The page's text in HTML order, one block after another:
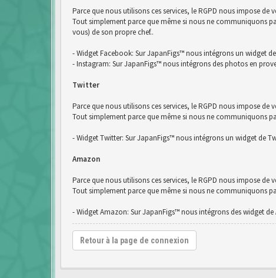
Parce que nous utilisons ces services, le RGPD nous impose
Tout simplement parce que même si nous ne communiquons
vous) de son propre chef..
- Widget Facebook: Sur JapanFigs™ nous intégrons un widget
- Instagram: Sur JapanFigs™ nous intégrons des photos en
Twitter
Parce que nous utilisons ces services, le RGPD nous impose de
Tout simplement parce que même si nous ne communiquons
- Widget Twitter: Sur JapanFigs™ nous intégrons un widget de
Amazon
Parce que nous utilisons ces services, le RGPD nous impose
Tout simplement parce que même si nous ne communiquons
- Widget Amazon: Sur JapanFigs™ nous intégrons des widget de
Retour à la page de connexion